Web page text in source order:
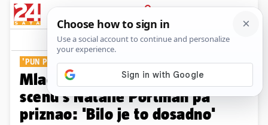
PRIJAVA
Show Komentari
'PUN POŠTOVANJA'
Mladi glumac snimao intimnu
scenu s Natalie Portman pa
priznao: 'Bilo je to dosadno'